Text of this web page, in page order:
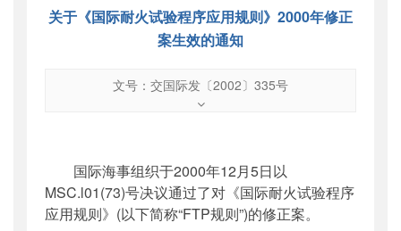
关于《国际耐火试验程序应用规则》2000年修正
案生效的通知
文号：交国际发〔2002〕335号
交国际发〔2002〕335号
主题词：
国际;;规则;;生效;;通知
机构分类：国际合作司
主题分类：其他
国际海事组织于2000年12月5日以
MSC.l01(73)号决议通过了对《国际耐火试验程序
应用规则》(以下简称“FTP规则”)的修正案。